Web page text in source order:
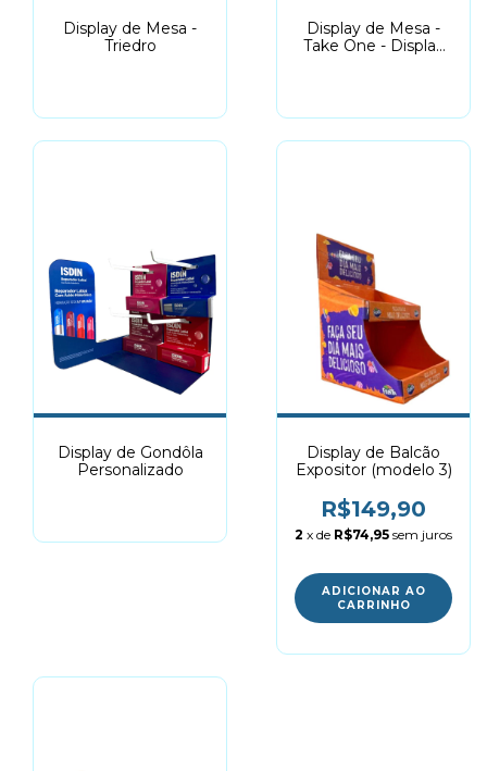
Display de Mesa -
Triedro
Display de Mesa -
Take One - Display
Display de Gondôla
Personalizado
Display de Balcão
Expositor (modelo 3)
R$149,90
2 x de R$74,95 sem juros
ADICIONAR AO
CARRINHO